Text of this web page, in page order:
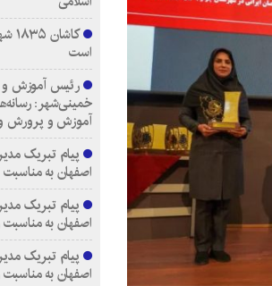
است
رئیس آموزش
خمینی‌شهر:
آموزش و پرورش
پیام تبریک
اصفهان به مناسبت ۱۷ مرداد روز خبرنگار
پیام تبریک
اصفهان به
پیام تبریک
اصفهان به مناسبت